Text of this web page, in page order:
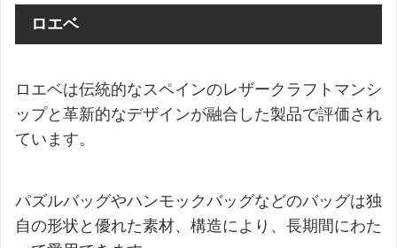
ロエベ
ロエベは伝統的なスペインのレザークラフトマンシ
ップと革新的なデザインが融合した製品で評価され
ています。
パズルバッグやハンモックバッグなどのバッグは独
自の形状と優れた素材、構造により、長期間にわた